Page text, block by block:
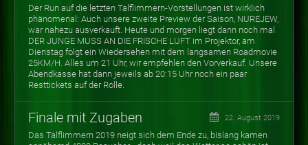
Der Run auf die letzten Talflimmern-Vorstellungen ist wirklich
phänomenal: Auch unsere zweite Preview der Saison, NUREJEW,
war nahezu ausverkauft. Heute und morgen liegt dann noch mal
DER JUNGE MUSS AN DIE FRISCHE LUFT im Projektor, am
Dienstag folgt ein Wiedersehen mit dem langsamen Roadmovie
25KM/H. Alles um 21 Uhr, wir empfehlen den Vorverkauf. Unsere
Abendkasse hat dann jeweils ab 20:15 Uhr noch ein paar
Resttickets auf der Rolle.
Finale mit Zugaben 22. August 2019
Das Talflimmern 2019 neigt sich dem Ende zu, bislang kamen